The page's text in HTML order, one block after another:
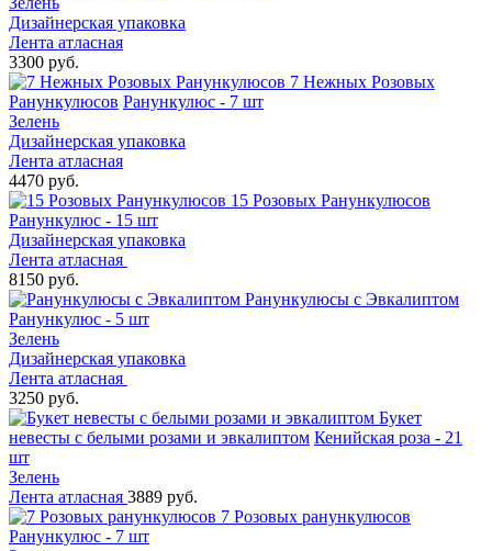
Дизайнерская упаковка
Лента атласная
3300 руб.
7 Нежных Розовых
Ранункулюсов Ранункулюс - 7 шт
Зелень
Дизайнерская упаковка
Лента атласная
4470 руб.
15 Розовых Ранункулюсов
Ранункулюс - 15 шт
Дизайнерская упаковка
Лента атласная
8150 руб.
Ранункулюсы с Эвкалиптом
Ранункулюс - 5 шт
Зелень
Дизайнерская упаковка
Лента атласная
3250 руб.
Букет
невесты с белыми розами и эвкалиптом Кенийская роза - 21
шт
Зелень
Лента атласная 3889 руб.
7 Розовых ранункулюсов
Ранункулюс - 7 шт